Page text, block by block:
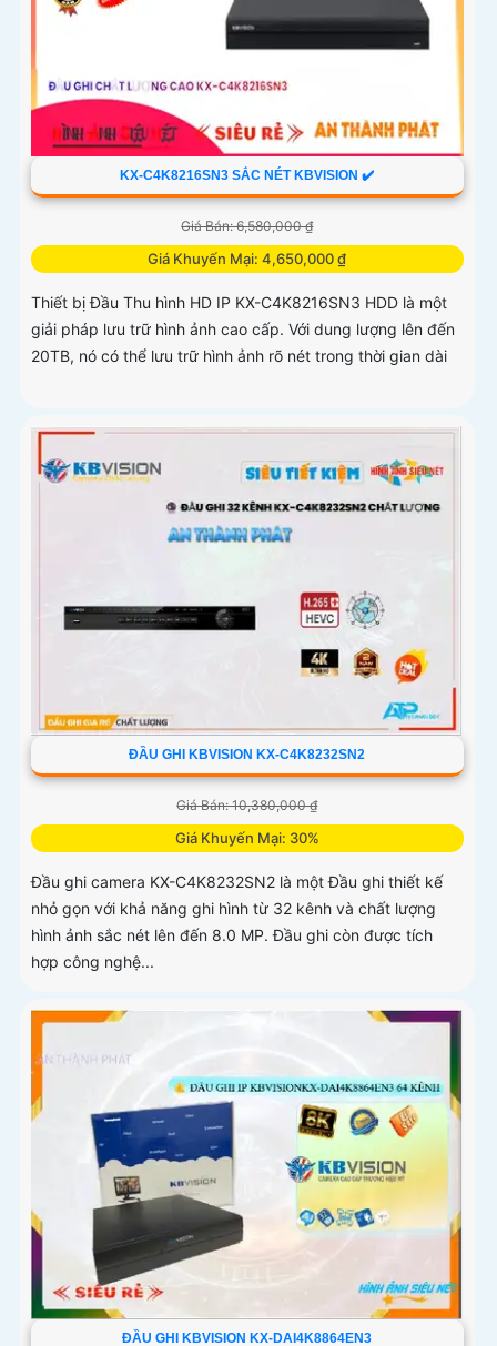
KX-C4K8216SN3 SẮC NÉT KBVISION ✔️
Giá Bán: 6,580,000 ₫
Giá Khuyến Mại: 4,650,000 ₫
Thiết bị Đầu Thu hình HD IP KX-C4K8216SN3 HDD là một
giải pháp lưu trữ hình ảnh cao cấp. Với dung lượng lên đến
20TB, nó có thể lưu trữ hình ảnh rõ nét trong thời gian dài
ĐẦU GHI KBVISION KX-C4K8232SN2
Giá Bán: 10,380,000 ₫
Giá Khuyến Mại: 30%
Đầu ghi camera KX-C4K8232SN2 là một Đầu ghi thiết kế
nhỏ gọn với khả năng ghi hình từ 32 kênh và chất lượng
hình ảnh sắc nét lên đến 8.0 MP. Đầu ghi còn được tích
hợp công nghệ...
ĐẦU GHI KBVISION KX-DAI4K8864EN3